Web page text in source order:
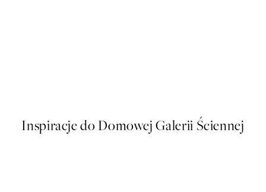
Inspiracje do Domowej Galerii Ściennej